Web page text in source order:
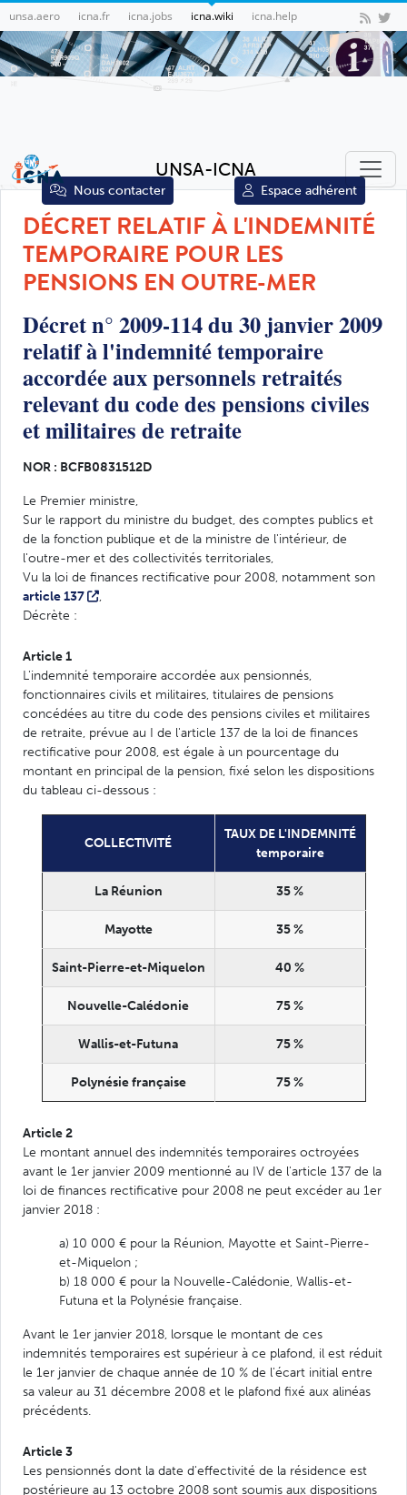
unsa.aero icna.fr icna.jobs icna.wiki icna.help
Nous contacter Espace adhérent
UNSA-ICNA
DÉCRET RELATIF À L'INDEMNITÉ
TEMPORAIRE POUR LES
PENSIONS EN OUTRE-MER
Décret n° 2009-114 du 30 janvier 2009
relatif à l'indemnité temporaire
accordée aux personnels retraités
relevant du code des pensions civiles
et militaires de retraite
NOR : BCFB0831512D
Le Premier ministre,
Sur le rapport du ministre du budget, des comptes publics et
de la fonction publique et de la ministre de l'intérieur, de
l'outre-mer et des collectivités territoriales,
Vu la loi de finances rectificative pour 2008, notamment son
article 137
,
Décrète :
Article 1
L'indemnité temporaire accordée aux pensionnés,
fonctionnaires civils et militaires, titulaires de pensions
concédées au titre du code des pensions civiles et militaires
de retraite, prévue au I de l'article 137 de la loi de finances
rectificative pour 2008, est égale à un pourcentage du
montant en principal de la pension, fixé selon les dispositions
du tableau ci-dessous :
COLLECTIVITÉ
TAUX DE L'INDEMNITÉ
temporaire
La Réunion 35 %
Mayotte 35 %
Saint-Pierre-et-Miquelon 40 %
Nouvelle-Calédonie 75 %
Wallis-et-Futuna 75 %
Polynésie française 75 %
Article 2
Le montant annuel des indemnités temporaires octroyées
avant le 1er janvier 2009 mentionné au IV de l'article 137 de la
loi de finances rectificative pour 2008 ne peut excéder au 1er
janvier 2018 :
a) 10 000 € pour la Réunion, Mayotte et Saint-Pierre-
et-Miquelon ;
b) 18 000 € pour la Nouvelle-Calédonie, Wallis-et-
Futuna et la Polynésie française.
Avant le 1er janvier 2018, lorsque le montant de ces
indemnités temporaires est supérieur à ce plafond, il est réduit
le 1er janvier de chaque année de 10 % de l'écart initial entre
sa valeur au 31 décembre 2008 et le plafond fixé aux alinéas
précédents.
Article 3
Les pensionnés dont la date d'effectivité de la résidence est
postérieure au 13 octobre 2008 sont soumis aux dispositions